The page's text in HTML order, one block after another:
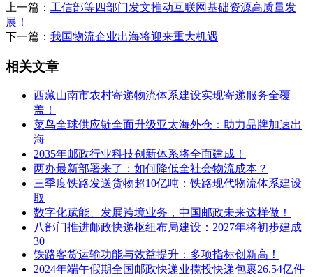
上一篇： 工信部等四部门发文推动互联网基础资源高质量发
展！
下一篇： 我国物流企业出海将迎来重大机遇
相关文章
西藏山南市农村寄递物流体系建设实现寄递服务全覆
盖！
菜鸟全球供应链全面升级亚太海外仓：助力品牌加速出
海
2035年邮政行业科技创新体系将全面建成！
两办最新部署来了：如何降低全社会物流成本？
三季度铁路发送货物超10亿吨：铁路现代物流体系建设
取
数字化赋能、发展跨境业务，中国邮政未来这样做！
八部门推进邮政快递枢纽布局建设：2027年将初步建成
30
铁路客货运输功能与效益提升：多项指标创新高！
2024年端午假期全国邮政快递业揽投快递包裹26.54亿件